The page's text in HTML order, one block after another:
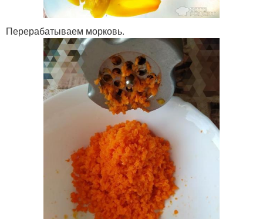
Перерабатываем морковь.